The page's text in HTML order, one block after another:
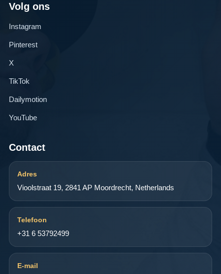
Volg ons
Instagram
Pinterest
X
TikTok
Dailymotion
YouTube
Contact
Adres
Vioolstraat 19, 2841 AP Moordrecht, Netherlands
Telefoon
+31 6 53792499
E-mail